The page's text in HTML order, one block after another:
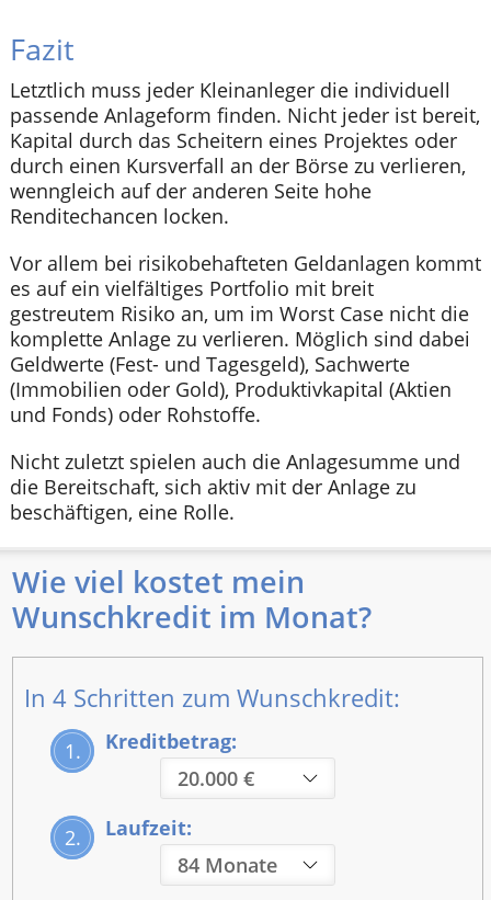
Fazit
Letztlich muss jeder Kleinanleger die individuell
passende Anlageform finden. Nicht jeder ist bereit,
Kapital durch das Scheitern eines Projektes oder
durch einen Kursverfall an der Börse zu verlieren,
wenngleich auf der anderen Seite hohe
Renditechancen locken.
Vor allem bei risikobehafteten Geldanlagen kommt
es auf ein vielfältiges Portfolio mit breit
gestreutem Risiko an, um im Worst Case nicht die
komplette Anlage zu verlieren. Möglich sind dabei
Geldwerte (Fest- und Tagesgeld), Sachwerte
(Immobilien oder Gold), Produktivkapital (Aktien
und Fonds) oder Rohstoffe.
Nicht zuletzt spielen auch die Anlagesumme und
die Bereitschaft, sich aktiv mit der Anlage zu
beschäftigen, eine Rolle.
Wie viel kostet mein
Wunschkredit im Monat?
In 4 Schritten zum Wunschkredit:
1. Kreditbetrag:
2. Laufzeit: